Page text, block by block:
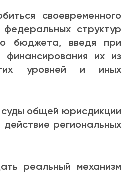
своевременного
федеральных структур
бюджета, введя при
их из
уровней и иных
общей юрисдикции
региональных
механизм